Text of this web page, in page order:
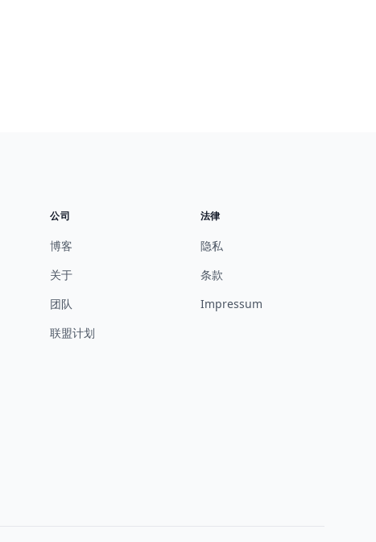
公司
博客
关于
团队
联盟计划
法律
隐私
条款
Impressum